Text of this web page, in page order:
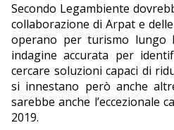
Secondo Legambiente
collaborazione di Arpat e
operano per turismo lungo
indagine accurata per
cercare soluzioni capaci di
si innestano però anche
sarebbe anche l’eccezionale
2019.